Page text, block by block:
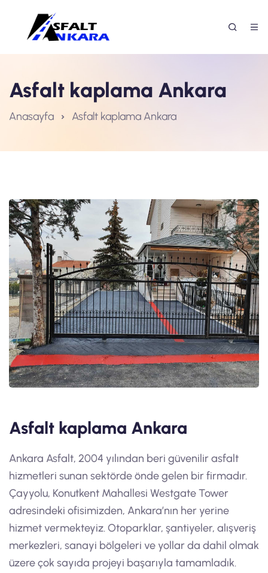
Asfalt kaplama Ankara
Anasayfa Asfalt kaplama Ankara
Asfalt kaplama Ankara
Ankara Asfalt, 2004 yılından beri güvenilir asfalt
hizmetleri sunan sektörde önde gelen bir firmadır.
Çayyolu, Konutkent Mahallesi Westgate Tower
adresindeki ofisimizden, Ankara’nın her yerine
hizmet vermekteyiz. Otoparklar, şantiyeler, alışveriş
merkezleri, sanayi bölgeleri ve yollar da dahil olmak
üzere çok sayıda projeyi başarıyla tamamladık.